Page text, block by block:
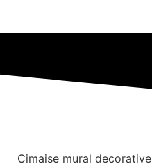
Cimaise mural decorative